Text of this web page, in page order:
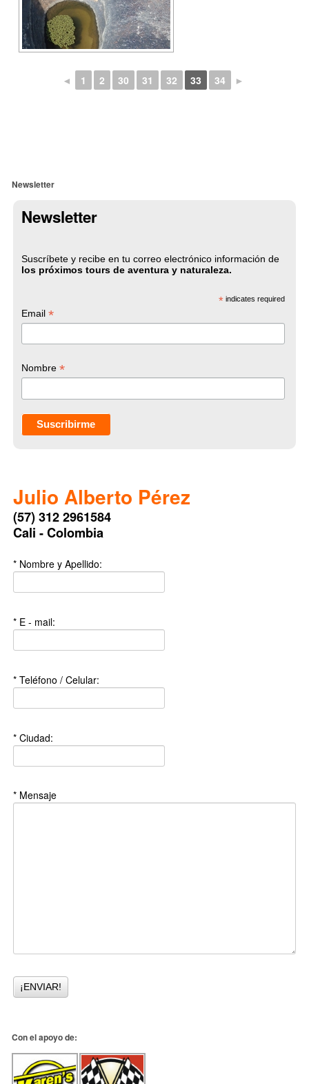
◄ 1 2 30 31 32 33 34 ►
Newsletter
Newsletter
Suscríbete y recibe en tu correo electrónico información de
los próximos tours de aventura y naturaleza.
* indicates required
Email*
Nombre*
Julio Alberto Pérez
(57) 312 2961584
Cali - Colombia
* Nombre y Apellido:
* E - mail:
* Teléfono / Celular:
* Ciudad:
* Mensaje
Con el apoyo de: